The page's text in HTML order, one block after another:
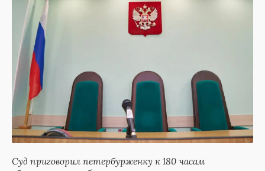
Суд приговорил петербурженку к 180 часам